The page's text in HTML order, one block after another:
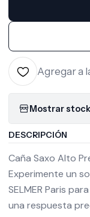
Agregar a
Mostrar
DESCRIPCIÓN
Caña Saxo Alto
Experimente un
SELMER Paris
una respuesta